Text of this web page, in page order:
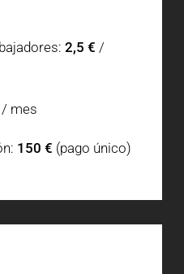
2,5 € /
/ mes
150 € (pago único)